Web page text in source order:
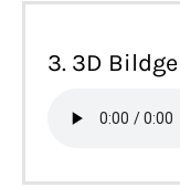
3. 3D